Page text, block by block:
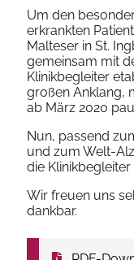
Um den
erkrankten
Malteser in St.
gemeinsam mit
Klinikbegleiter
großen Anklang,
ab März 2020
Nun, passend
und zum Welt-
die
Wir freuen uns
dankbar.